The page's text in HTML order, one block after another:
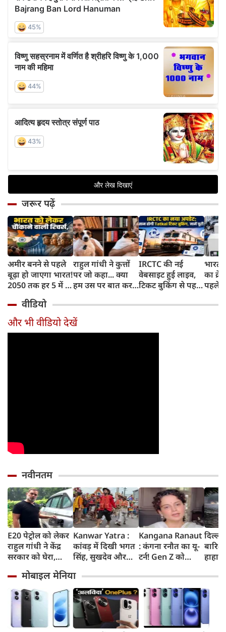
जरूर पढ़ें
अमीर बनने से पहले
बूढ़ा हो जाएगा भारत!
2050 तक हर 5 में 1
साल से ज्यादा उम्र का
राहुल गांधी ने कुत्तों
पर जो कहा... क्या
हम उस पर बात कर
IRCTC की नई
वेबसाइट हुई लाइव,
टिकट बुकिंग से पहले
काम, जानें पूरा
भारत
का
पहले
और
वीडियो
और भी वीडियो देखें
नवीनतम
E20 पेट्रोल को लेकर
राहुल गांधी ने केंद्र
सरकार को घेरा,
लोगों की गाड़ियां हो
रहीं खराब, BJP ने
बताया खराब
पटकथा
Kanwar Yatra :
कांवड़ में दिखी भगत
सिंह, सुखदेव और
अमरगाथा,
शिवभक्तों ने अनोखे
अंदाज में दी
श्रद्धांजलि
Kangana Ranaut
: कंगना रनौत का यू-
टर्न! Gen Z को
'सबसे बड़ी ताकत',
कुछ दिन पहले
प्रदर्शनकारियों को
कहा था 'जेनरेशन
गटर'
जाम
सड़कों
तक
मोबाइल मेनिया